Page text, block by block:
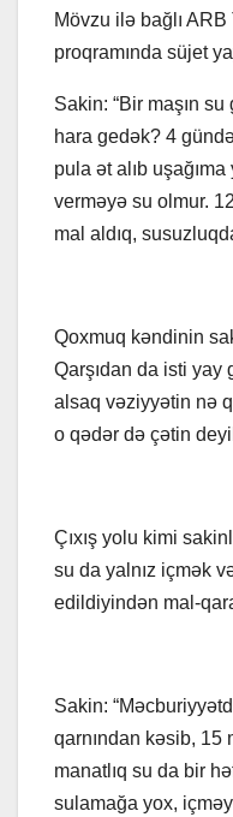
Mövzu ilə bağlı
proqramında süjet
Sakin: “Bir maşın
hara gedək? 4
pula ət alıb
verməyə su olmur.
mal aldıq,
Qoxmuq kəndinin
Qarşıdan da isti
alsaq vəziyyətin nə
o qədər də çətin
Çıxış yolu kimi
su da yalnız içmək
edildiyindən mal-
Sakin:
qarnından kəsib, 15
manatlıq su da bir
sulamağa yox,